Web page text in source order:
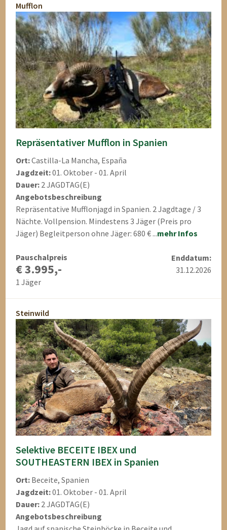
Mufflon
Repräsentativer Mufflon in Spanien
Ort:Castilla-La Mancha, España
Jagdzeit:01. Oktober - 01. April
Dauer: 2 JAGDTAG(E)
Angebotsbeschreibung
Repräsentative Mufflonjagd in Spanien. 2 Jagdtage / 3
Nächte. Vollpension. Mindestens 3 Jäger (Preis pro
Jäger) Begleitperson ohne Jäger: 680 € ...mehr Infos
Pauschalpreis
€ 3.995,-
1 Jäger
Enddatum:
31.12.2026
Steinwild
Selektive BECEITE IBEX und
SOUTHEASTERN IBEX in Spanien
Ort: Beceite, Spanien
Jagdzeit:01. Oktober - 01. April
Dauer: 2 JAGDTAG(E)
Angebotsbeschreibung